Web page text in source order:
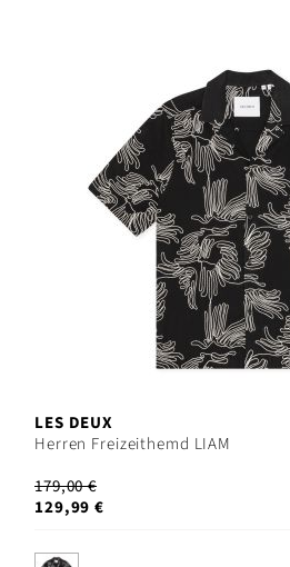
LES DEUX
Herren Freizeithemd LIAM
179,00 €
129,99 €